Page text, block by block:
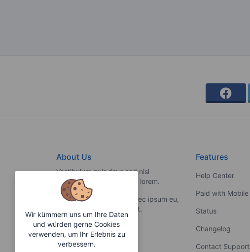
About Us
Vestibulum quis risus sed nisl
pellentesque aliquet et et lorem.
Fusce nibh nisl, gravida nec ipsum eu,
feugiat condimentum velit.
Features
Help Center
Paid with Mobile
Status
Changelog
Contact Support
Wir kümmern uns um Ihre Daten
und würden gerne Cookies
verwenden, um Ihr Erlebnis zu
verbessern.